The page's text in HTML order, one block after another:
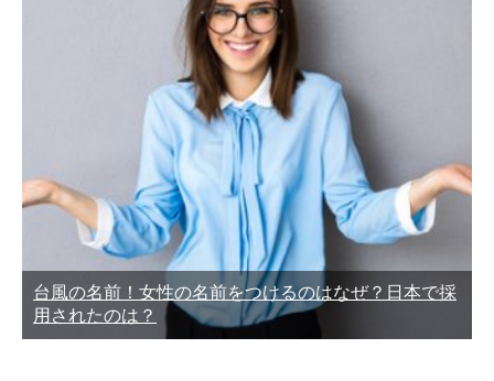
台風の名前！女性の名前をつけるのはなぜ？日本で採
用されたのは？